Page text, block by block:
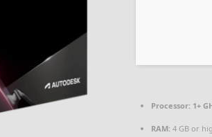
Processor: 1+
RAM: 4 GB or